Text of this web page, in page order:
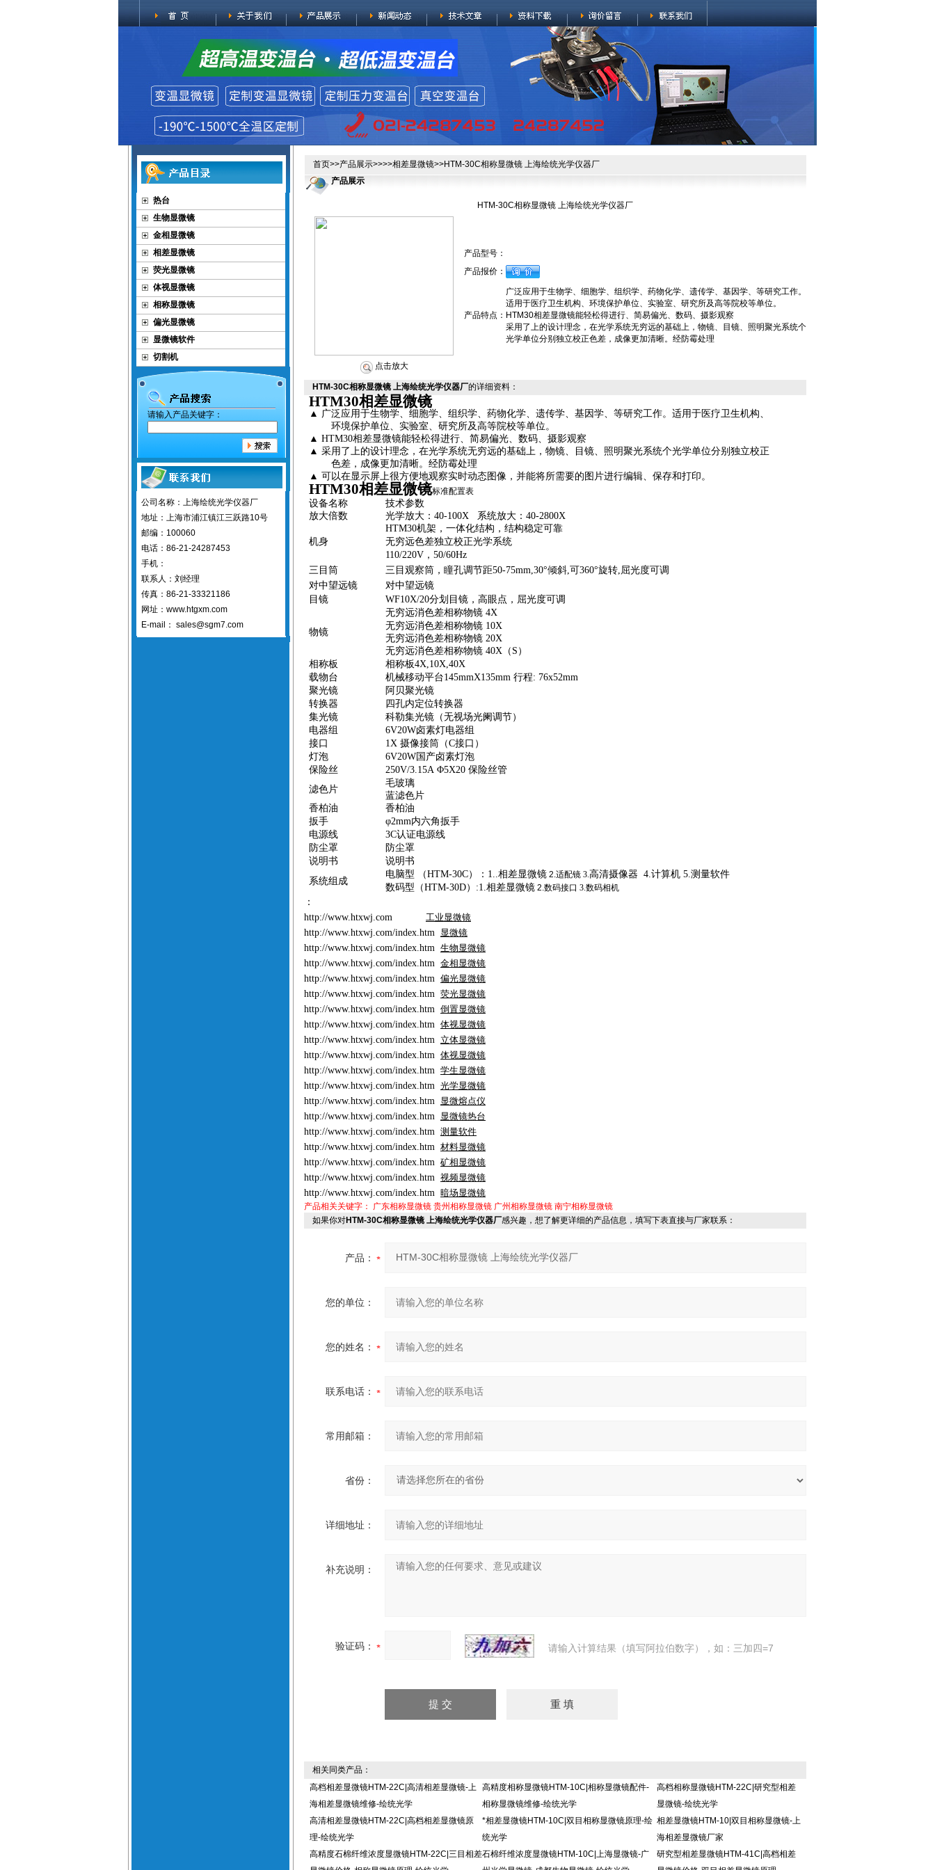
热台
生物显微镜
金相显微镜
相差显微镜
荧光显微镜
体视显微镜
相称显微镜
偏光显微镜
显微镜软件
切割机
请输入产品关键字：
公司名称：上海绘统光学仪器厂
地址：上海市浦江镇江三跃路10号
邮编：100060
电话：86-21-24287453
手机：
联系人：刘经理
传真：86-21-33321186
网址：www.htgxm.com
E-mail： sales@sgm7.com
首页>>产品展示>>>>相差显微镜>>HTM-30C相称显微镜 上海绘统光学仪器厂
产品展示
HTM-30C相称显微镜 上海绘统光学仪器厂
点击放大
产品型号：
产品报价：
产品特点：
广泛应用于生物学、细胞学、组织学、药物化学、遗传学、基因学、等研究工作。
适用于医疗卫生机构、环境保护单位、实验室、研究所及高等院校等单位。
HTM30相差显微镜能轻松得进行、简易偏光、数码、摄影观察
采用了上的设计理念，在光学系统无穷远的基础上，物镜、目镜、照明聚光系统个
光学单位分别独立校正色差，成像更加清晰。经防霉处理
HTM-30C相称显微镜 上海绘统光学仪器厂的详细资料：
HTM30相差显微镜
▲ 广泛应用于生物学、细胞学、组织学、药物化学、遗传学、基因学、等研究工作。适用于医疗卫生机构、
环境保护单位、实验室、研究所及高等院校等单位。
▲HTM30相差显微镜能轻松得进行、简易偏光、数码、摄影观察
▲采用了上的设计理念，在光学系统无穷远的基础上，物镜、目镜、照明聚光系统个光学单位分别独立校正
色差，成像更加清晰。经防霉处理
▲可以在显示屏上很方便地观察实时动态图像，并能将所需要的图片进行编辑、保存和打印。
HTM30相差显微镜标准配置表
设备名称
技术参数
放大倍数
光学放大：40-100X 系统放大：40-2800X
机身
HTM30机架，一体化结构，结构稳定可靠
无穷远色差独立校正光学系统
110/220V ，50/60Hz
三目筒
三目观察筒，瞳孔调节距50-75mm,30°倾斜,可360°旋转,屈光度可调
对中望远镜
对中望远镜
目镜
WF10X/20分划目镜，高眼点，屈光度可调
物镜
无穷远消色差相称物镜4X
无穷远消色差相称物镜 10X
无穷远消色差相称物镜20X
无穷远消色差相称物镜40X（S）
相称板
相称板4X,10X,40X
载物台
机械移动平台145mmX135mm行程: 76x52mm
聚光镜
阿贝聚光镜
转换器
四孔内定位转换器
集光镜
科勒集光镜（无视场光阑调节）
电器组
6V20W卤素灯电器组
接口
1X摄像接筒（C接口）
灯泡
6V20W国产卤素灯泡
保险丝
250V/3.15AΦ5X20保险丝管
滤色片
毛玻璃
蓝滤色片
香柏油
香柏油
扳手
φ2mm内六角扳手
电源线
3C认证电源线
防尘罩
防尘罩
说明书
说明书
系统组成
电脑型 （HTM-30C） ： 1..相差显微镜 2.适配镜3.高清摄像器 4.计算机5.测量软件
数码型（HTM-30D） :1.相差显微镜 2.数码接口3.数码相机
：
http://www.htxwj.com 工业显微镜
http://www.htxwj.com/index.htm 显微镜
http://www.htxwj.com/index.htm 生物显微镜
http://www.htxwj.com/index.htm 金相显微镜
http://www.htxwj.com/index.htm 偏光显微镜
http://www.htxwj.com/index.htm 荧光显微镜
http://www.htxwj.com/index.htm 倒置显微镜
http://www.htxwj.com/index.htm 体视显微镜
http://www.htxwj.com/index.htm 立体显微镜
http://www.htxwj.com/index.htm 体视显微镜
http://www.htxwj.com/index.htm 学生显微镜
http://www.htxwj.com/index.htm 光学显微镜
http://www.htxwj.com/index.htm 显微熔点仪
http://www.htxwj.com/index.htm 显微镜热台
http://www.htxwj.com/index.htm 测量软件
http://www.htxwj.com/index.htm 材料显微镜
http://www.htxwj.com/index.htm 矿相显微镜
http://www.htxwj.com/index.htm 视频显微镜
http://www.htxwj.com/index.htm 暗场显微镜
产品相关关键字： 广东相称显微镜 贵州相称显微镜 广州相称显微镜 南宁相称显微镜
如果你对HTM-30C相称显微镜 上海绘统光学仪器厂感兴趣，想了解更详细的产品信息，填写下表直接与厂家联系：
产品：
您的单位：
您的姓名：
联系电话：
常用邮箱：
省份：
详细地址：
补充说明：
验证码： 请输入计算结果（填写阿拉伯数字），如：三加四=7
相关同类产品：
高档相差显微镜HTM-22C|高清相差显微镜-上
海相差显微镜维修-绘统光学
高精度相称显微镜HTM-10C|相称显微镜配件-
相称显微镜维修-绘统光学
高档相称显微镜HTM-22C|研究型相差
显微镜-绘统光学
高清相差显微镜HTM-22C|高档相差显微镜原
理-绘统光学
*相差显微镜HTM-10C|双目相称显微镜原理-绘
统光学
相差显微镜HTM-10|双目相称显微镜-上
海相差显微镜厂家
高精度石棉纤维浓度显微镜HTM-22C|三目相差石棉纤维浓度显微镜HTM-10C|上海显微镜-广
研究型相差显微镜HTM-41C|高档相差